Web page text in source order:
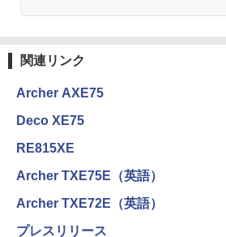
関連リンク
Archer AXE75
Deco XE75
RE815XE
Archer TXE75E（英語）
Archer TXE72E（英語）
プレスリリース